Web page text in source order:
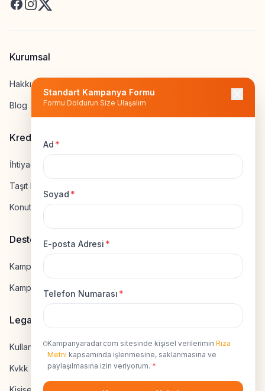
Standart Kampanya Formu
Formu Doldurun Size Ulaşalım
Ad *
Soyad *
E-posta Adresi *
Telefon Numarası *
Kampanyaradar.com sitesinde kişisel verilerimin Rıza
Metni kapsamında işlenmesine, saklanmasına ve
paylaşılmasına izin veriyorum. *
Facebook
Instagram
X
Kurumsal
Hakkımızda
Blog
Kredi Hesapla
İhtiyaç Kredisi Hesapla
Taşıt Kredisi Hesapla
Konut Kredisi Hesapla
Destek
Kampanya Gönderme
Kampanyaya Katılma
Legal
Kullanıcı Sözleşmesi
Kvkk Uyumluluk